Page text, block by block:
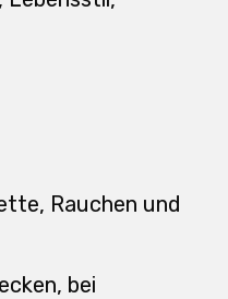
Rauchen und
bei